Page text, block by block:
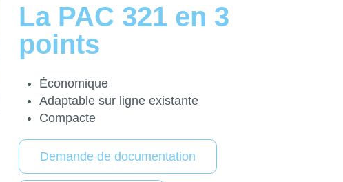
La PAC 321 en 3
points
Économique
Adaptable sur ligne existante
Compacte
Demande de documentation